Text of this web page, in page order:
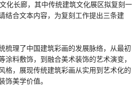
长廊，其中传统建筑文化展区拟复刻一
结合文本内容，为复刻工作提出三条建
理了中国建筑彩画的发展脉络，从最初
涂料敷饰，到融合美术装饰的艺术演变，
格，展现传统建筑彩画从实用到艺术化的
饰美学价值。